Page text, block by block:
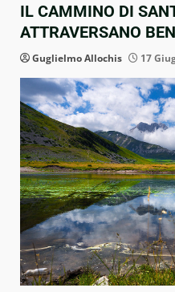
IL CAMMINO DI
ATTRAVERSANO
Guglielmo Allochis 17